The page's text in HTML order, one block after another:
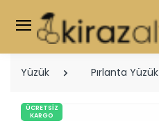
Yüzük Pırlanta Yüzük
ÜCRETSIZ
KARGO